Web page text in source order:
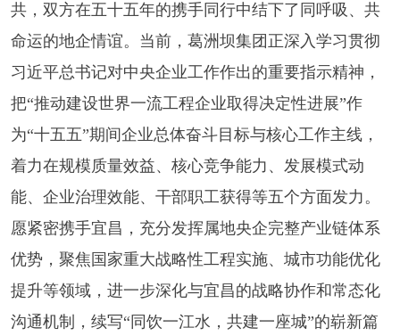
共，双方在五十五年的携手同行中结下了同呼吸、共
命运的地企情谊。当前，葛洲坝集团正深入学习贯彻
习近平总书记对中央企业工作作出的重要指示精神，
把“推动建设世界一流工程企业取得决定性进展”作
为“十五五”期间企业总体奋斗目标与核心工作主线，
着力在规模质量效益、核心竞争能力、发展模式动
能、企业治理效能、干部职工获得等五个方面发力。
愿紧密携手宜昌，充分发挥属地央企完整产业链体系
优势，聚焦国家重大战略性工程实施、城市功能优化
提升等领域，进一步深化与宜昌的战略协作和常态化
沟通机制，续写“同饮一江水，共建一座城”的崭新篇